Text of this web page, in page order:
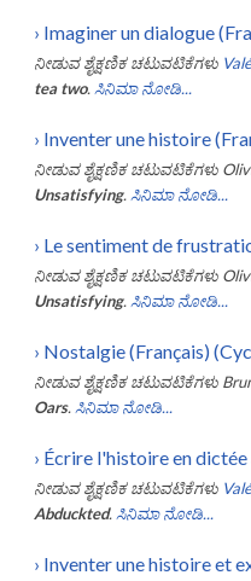
› Imaginer un dialogue
ನೀಡುವ ಶೈಕ್ಷಣಿಕ ಚಟುವಟಿಕೆಗಳು
tea two. ಸಿನಿಮಾ ನೋಡಿ...
› Inventer une histoire
ನೀಡುವ ಶೈಕ್ಷಣಿಕ ಚಟುವಟಿಕೆಗಳು
Unsatisfying. ಸಿನಿಮಾ ನೋಡಿ...
› Le sentiment de
ನೀಡುವ ಶೈಕ್ಷಣಿಕ ಚಟುವಟಿಕೆಗಳು
Unsatisfying. ಸಿನಿಮಾ ನೋಡಿ...
› Nostalgie (Français)
ನೀಡುವ ಶೈಕ್ಷಣಿಕ ಚಟುವಟಿಕೆಗಳು
Oars. ಸಿನಿಮಾ ನೋಡಿ...
› Écrire l'histoire en dictée
ನೀಡುವ ಶೈಕ್ಷಣಿಕ ಚಟುವಟಿಕೆಗಳು
Abduckted. ಸಿನಿಮಾ ನೋಡಿ...
› Inventer une histoire et